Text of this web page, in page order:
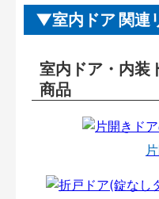
室内ドア 関連
室内ドア・内装
商品